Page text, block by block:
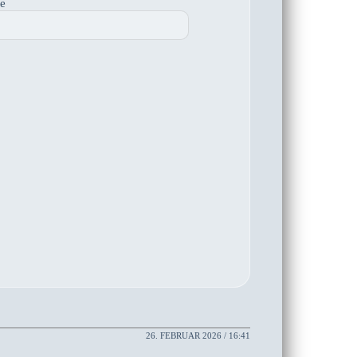
26. FEBRUAR 2026 / 16:41